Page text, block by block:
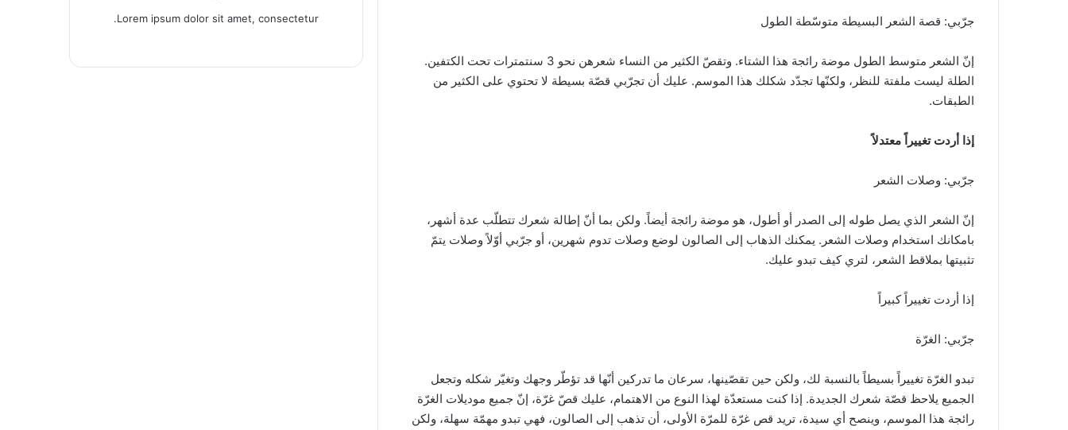
جرّبي: قصة الشعر البسيطة متوسّطة الطول
إنّ الشعر متوسط الطول موضة رائجة هذا الشتاء. وتقصّ الكثير من النساء شعرهن نحو 3 سنتمترات تحت الكتفين.
الطلة ليست ملفتة للنظر، ولكنّها تجدّد شكلك هذا الموسم. عليك أن تجرّبي قصّة بسيطة لا تحتوي على الكثير من
الطبقات.
إذا أردت تغييراً معتدلاً
جرّبي: وصلات الشعر
إنّ الشعر الذي يصل طوله إلى الصدر أو أطول، هو موضة رائجة أيضاً. ولكن بما أنّ إطالة شعرك تتطلّب عدة أشهر،
بامكانك استخدام وصلات الشعر. يمكنك الذهاب إلى الصالون لوضع وصلات تدوم شهرين، أو جرّبي أوّلاً وصلات يتمّ
تثبيتها بملاقط الشعر، لتري كيف تبدو عليك.
إذا أردت تغييراً كبيراً
جرّبي: الغرّة
تبدو الغرّة تغييراً بسيطاً بالنسبة لك، ولكن حين تقصّينها، سرعان ما تدركين أنّها قد تؤطّر وجهك وتغيّر شكله وتجعل
الجميع يلاحظ قصّة شعرك الجديدة. إذا كنت مستعدّة لهذا النوع من الاهتمام، عليك قصّ غرّة، إنّ جميع موديلات الغرّة
رائجة هذا الموسم، وينصح أي سيدة، تريد قص غرّة للمرّة الأولى، أن تذهب إلى الصالون، فهي تبدو مهمّة سهلة، ولكن
Lorem ipsum dolor sit amet, consectetur.